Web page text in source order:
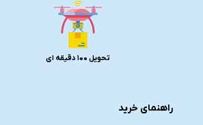
تحویل 100 دقیقه ای
راهنمای خرید